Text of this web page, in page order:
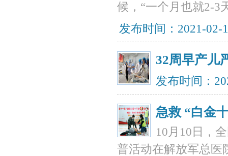
候，“一个月也就2-3
发布时间：2021-
32周早产儿
发布时间：
急救 “白金
10月10日，
普活动在解放军总医